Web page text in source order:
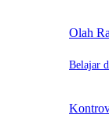
Olah
Belajar